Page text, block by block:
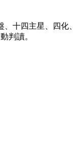
十四主星、四化、
判讀。